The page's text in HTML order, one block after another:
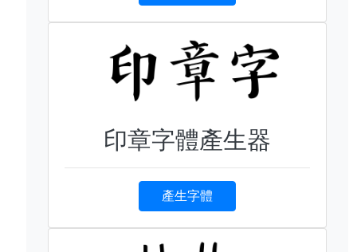
印章字體產生器
產生字體